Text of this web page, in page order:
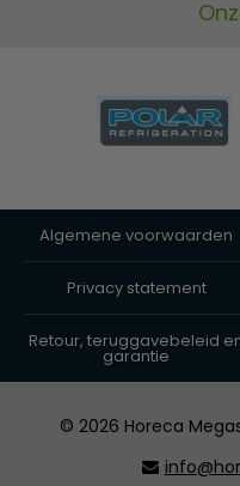
Algemene voorwaarden
Privacy statement
Retour, teruggavebeleid
garantie
© 2026 Horeca